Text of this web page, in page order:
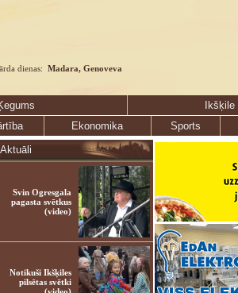
dienas: Madara, Genoveva
Ikšķile
Ekonomika Sports
Aktuāli
Svin Ogresgala
pagasta svētkus
(video)
Notikuši Ikšķiles
pilsētas svētki